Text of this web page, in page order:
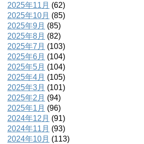
2025年11月 (62)
2025年10月 (85)
2025年9月 (85)
2025年8月 (82)
2025年7月 (103)
2025年6月 (104)
2025年5月 (104)
2025年4月 (105)
2025年3月 (101)
2025年2月 (94)
2025年1月 (96)
2024年12月 (91)
2024年11月 (93)
2024年10月 (113)